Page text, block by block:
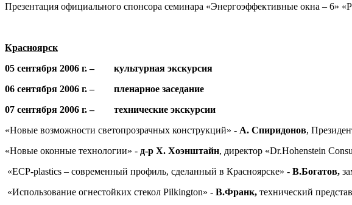
Презентация официального спонсора семинара «Энергоэффективные окна – 6»
Красноярск
05 сентября 2006 г. – культурная экскурсия
06 сентября 2006 г. – пленарное заседание
07 сентября 2006 г. – технические экскурсии
«Новые возможности светопрозрачных конструкций» - А. Спиридонов,
«Новые оконные технологии» - д-р Х. Хоэнштайн, директор «Dr.Hohenstein
«ЕСР-plastics – современный профиль, сделанный в Красноярске» - В.Богатов,
«Использование огнестойких стекол Pilkington» - В.Франк, технический